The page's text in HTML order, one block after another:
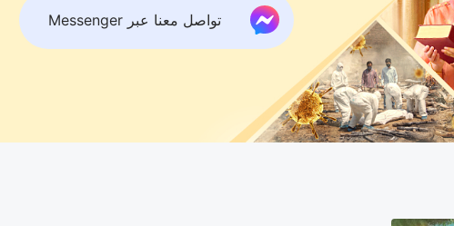
تواصل معنا عبر Messenger